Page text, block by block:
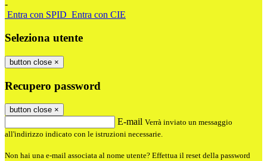
-
Entra con SPID Entra con CIE
Seleziona utente
button close ×
Recupero password
button close ×
E-mail Verrà inviato un messaggio
all'indirizzo indicato con le istruzioni necessarie.
Non hai una e-mail associata al nome utente? Effettua il reset della password